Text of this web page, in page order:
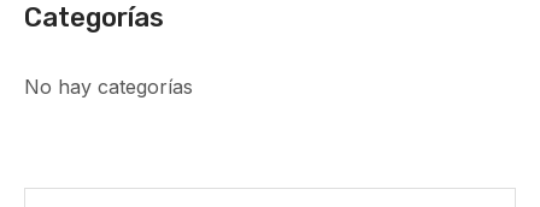
Categorías
No hay categorías